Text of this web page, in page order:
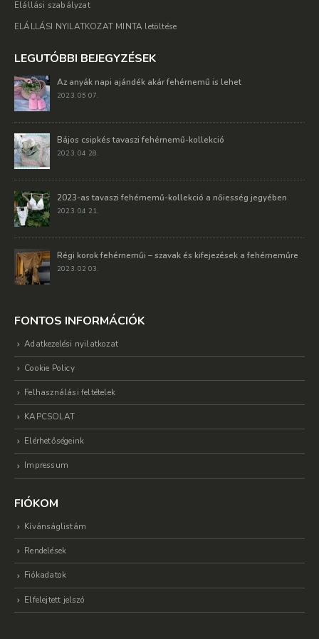
Elállási szabályzat
ELÁLLÁSI NYILATKOZAT MINTA letöltése
LEGUTÓBBI BEJEGYZÉSEK
Az anyák napi ajándék akár fehérnemű is lehet
2023. 05 07.
Bájos csipkés tavaszi fehérnemű-kollekció
2023. 04 28.
2023-as tavaszi fehérnemű-kollekció a nőiesség jegyében
2023. 04 21.
Régi korok fehérneműi – szavak és kifejezések a fehérneműre
2023. 02 03.
FONTOS INFORMÁCIÓK
Adatkezelési nyilatkozat
Cookie Policy
Felhasználási feltételek
KAPCSOLAT
Elérhetőségeink
Impressum
FIÓKOM
Kívánságlistám
Rendelések
Fiókadatok
Elfelejtett jelszó